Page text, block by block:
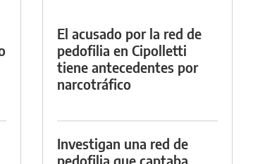
El acusado por la red de
pedofilia en Cipolletti
tiene antecedentes por
narcotráfico
Investigan una red de
pedofilia que captaba